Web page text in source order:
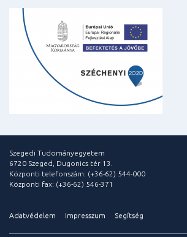
Szegedi Tudományegyetem
6720 Szeged, Dugonics tér 13.
Központi telefonszám: (+36-62) 544-000
Központi fax: (+36-62) 546-371
Adatvédelem Impresszum Segítség